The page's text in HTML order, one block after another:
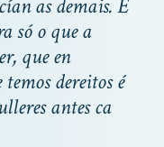
as demais. E
só o que a
que en
dereitos é
antes ca